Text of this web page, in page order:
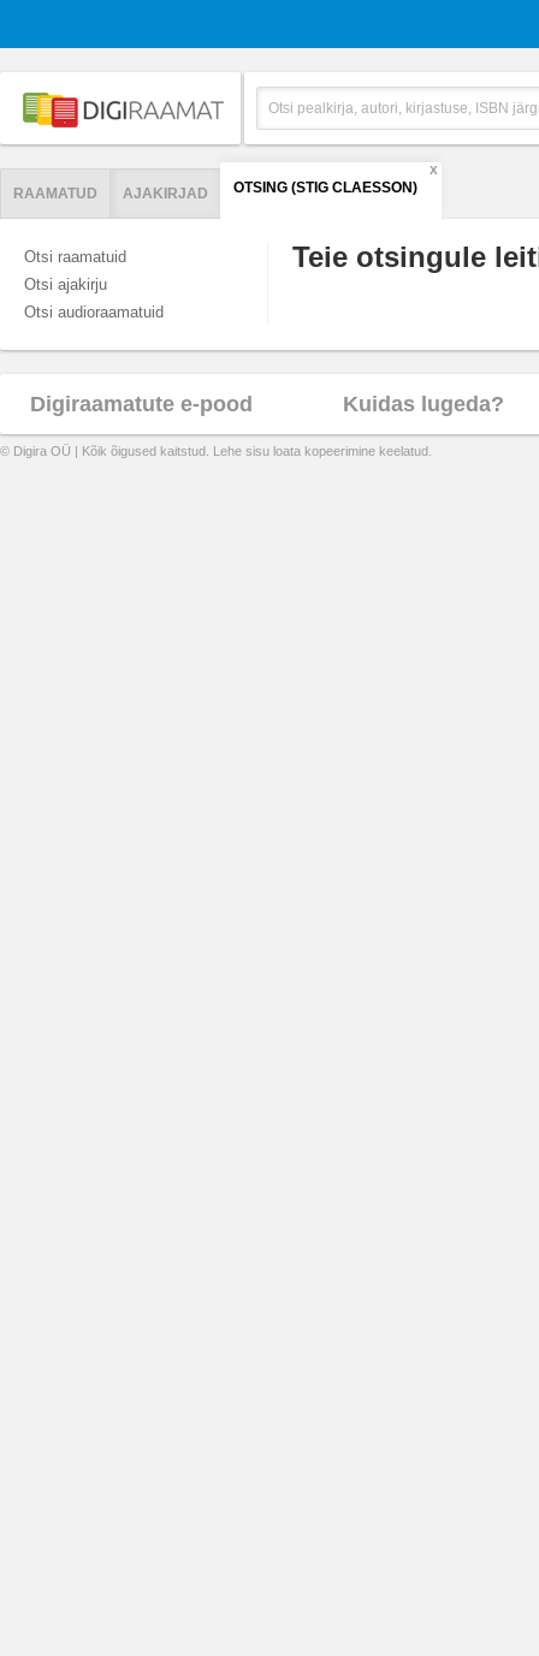
RAAMATUD AJAKIRJAD OTSING (STIG CLAESSON)
X
Otsi raamatuid
Otsi ajakirju
Otsi audioraamatuid
Teie otsingule
Digiraamatute e-pood Kuidas lugeda?
© Digira OÜ | Kõik õigused kaitstud. Lehe sisu loata kopeerimine keelatud.